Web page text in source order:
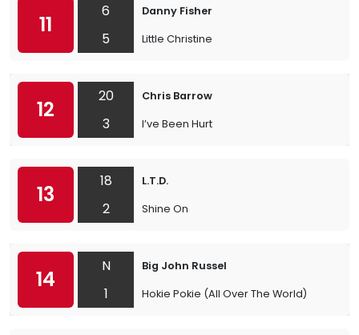
11
6
5
Danny Fisher
Little Christine
12
20
3
Chris Barrow
I’ve Been Hurt
13
18
2
L.T.D.
Shine On
14
N
1
Big John Russel
Hokie Pokie (All Over The World)